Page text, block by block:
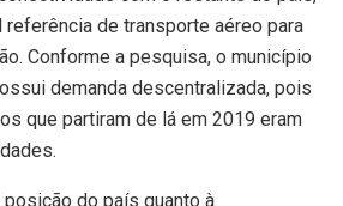
referência de transporte aéreo para
Conforme a pesquisa, o município
demanda descentralizada, pois
que partiram de lá em 2019 eram
posição do país quanto à